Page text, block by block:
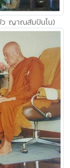
ว ญาณสัมปันโน)